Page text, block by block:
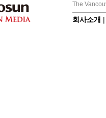
The
회사소개